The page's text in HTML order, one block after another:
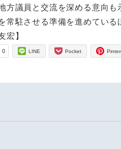
議員と交流を深める意向も
駐させる準備を進めてい
】
0 LINE Pocket